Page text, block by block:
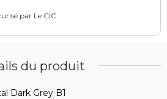
du produit
Dark Grey B1